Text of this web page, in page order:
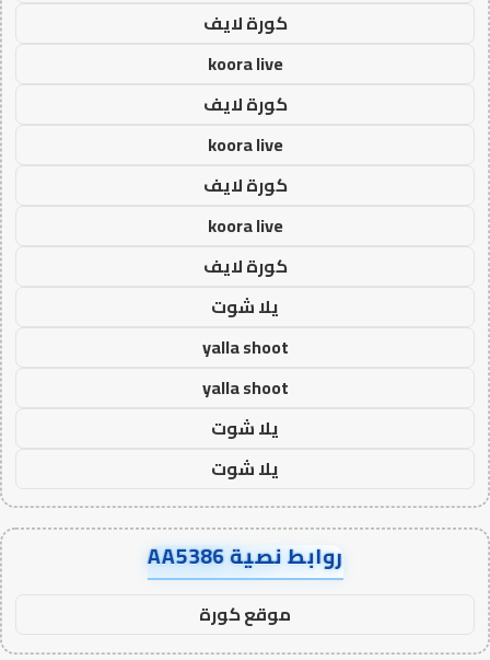
كورة لايف
koora live
كورة لايف
koora live
كورة لايف
koora live
كورة لايف
يلا شوت
yalla shoot
yalla shoot
يلا شوت
يلا شوت
روابط نصية AA5386
موقع كورة